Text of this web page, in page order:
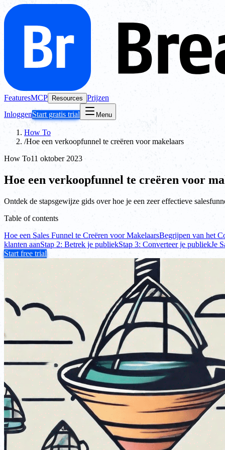
FeaturesMCP Resources Prijzen
InloggenStart gratis trial Menu
How To
/Hoe een verkoopfunnel te creëren voor makelaars
How To11 oktober 2023
Hoe een verkoopfunnel te creëren voor
Ontdek de stapsgewijze gids over hoe je een zeer effectieve
Table of contents
Hoe een Sales Funnel te Creëren voor MakelaarsBegrijpen van het
klanten aanStap 2: Betrek je publiekStap 3: Converteer je publiekJe
Start free trial